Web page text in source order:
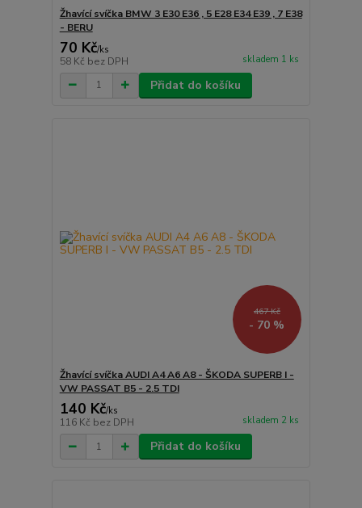
Žhavící svíčka BMW 3 E30 E36 , 5 E28 E34 E39 , 7 E38
- BERU
70 Kč/ks
58 Kč bez DPH skladem 1 ks
Přidat do košíku
467 Kč
- 70 %
Žhavící svíčka AUDI A4 A6 A8 - ŠKODA SUPERB I -
VW PASSAT B5 - 2.5 TDI
140 Kč/ks
116 Kč bez DPH skladem 2 ks
Přidat do košíku